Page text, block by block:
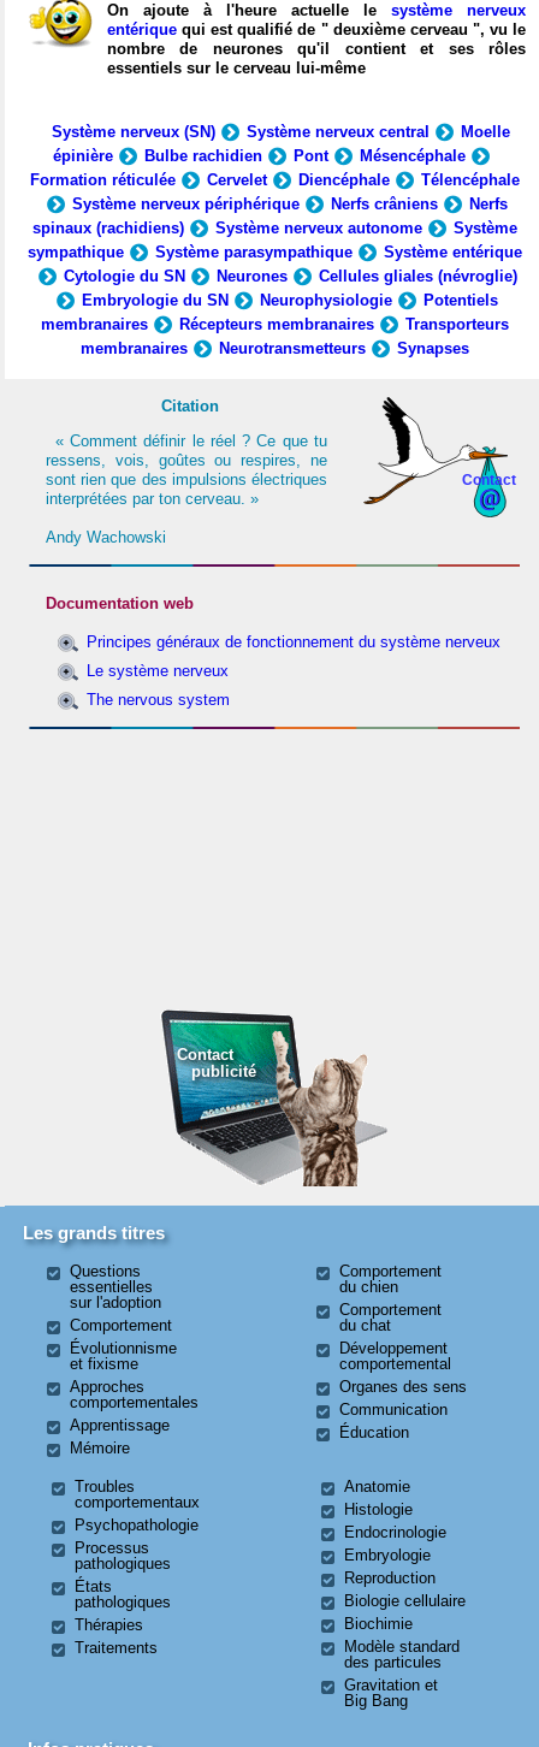
On ajoute à l'heure actuelle le système nerveux
entérique qui est qualifié de " deuxième cerveau ", vu le
nombre de neurones qu'il contient et ses rôles
essentiels sur le cerveau lui-même
Système nerveux (SN) Système nerveux central
Moelle
épinière
Bulbe rachidien Pont
Mésencéphale
Formation réticulée
Cervelet Diencéphale
Télencéphale
Système nerveux périphérique
Nerfs crâniens
Nerfs
spinaux (rachidiens)
Système nerveux autonome
Système
sympathique
Système parasympathique
Système entérique
Cytologie du SN
Neurones
Cellules gliales (névroglie)
Embryologie du SN
Neurophysiologie
Potentiels
membranaires
Récepteurs membranaires
Transporteurs
membranaires
Neurotransmetteurs Synapses
Contact
Citation
« Comment définir le réel ? Ce que tu
ressens, vois, goûtes ou respires, ne
sont rien que des impulsions électriques
interprétées par ton cerveau. »
Andy Wachowski
Documentation web
Principes généraux de fonctionnement du système nerveux
Le système nerveux
The nervous system
Contact
publicité
Les grands titres
Questions
essentielles
sur l'adoption
Comportement
Évolutionnisme
et fixisme
Approches
comportementales
Apprentissage
Mémoire
Comportement
du chien
Comportement
du chat
Développement
comportemental
Organes des sens
Communication
Éducation
Troubles
comportementaux
Psychopathologie
Processus
pathologiques
États
pathologiques
Thérapies
Traitements
Anatomie
Histologie
Endocrinologie
Embryologie
Reproduction
Biologie cellulaire
Biochimie
Modèle standard
des particules
Gravitation et
Big Bang